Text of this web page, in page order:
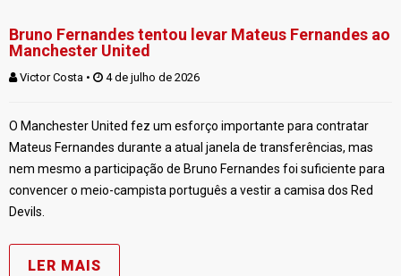
Bruno Fernandes tentou levar Mateus Fernandes ao
Manchester United
Victor Costa • 4 de julho de 2026
O Manchester United fez um esforço importante para contratar
Mateus Fernandes durante a atual janela de transferências, mas
nem mesmo a participação de Bruno Fernandes foi suficiente para
convencer o meio-campista português a vestir a camisa dos Red
Devils.
LER MAIS